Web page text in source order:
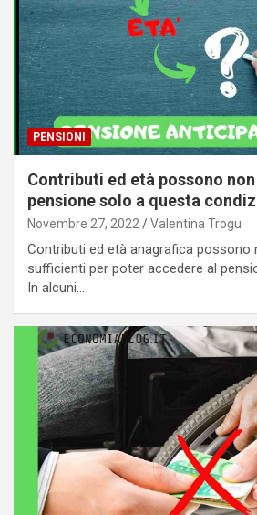
PENSIONI
Contributi ed età possono
pensione solo a questa
Novembre 27, 2022 Valentina Trogu
Contributi ed età anagrafica possono
sufficienti per poter accedere al
In alcuni…